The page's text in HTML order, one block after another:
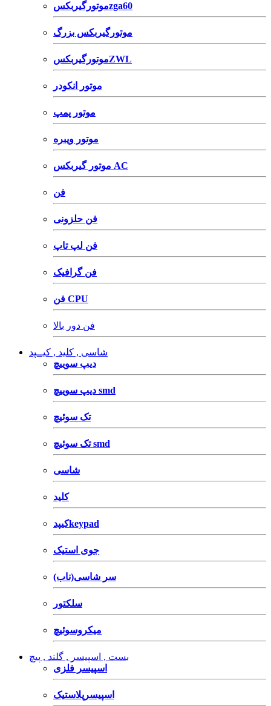
موتورگیربکسzga60
موتورگیربکس بزرگ
موتورگیربکسZWL
موتور انکودر
موتور پمپ
موتور ویبره
موتور گیربکس AC
فن
فن حلزونی
فن لپ تاپ
فن گرافیک
فن CPU
فن دور بالا
شاسی , کلید , کیــپد
دیپ سوییچ
دیپ سوییچ smd
تک سوئیچ
تک سوئیچ smd
شاسی
کلید
کیپدkeypad
جوی استیک
سر شاسی(ناب)
سلکتور
میکروسوئیچ
بست , اسپیسر , گلند , پیچ
اسپیسر فلزی
اسپیسرپلاستیک